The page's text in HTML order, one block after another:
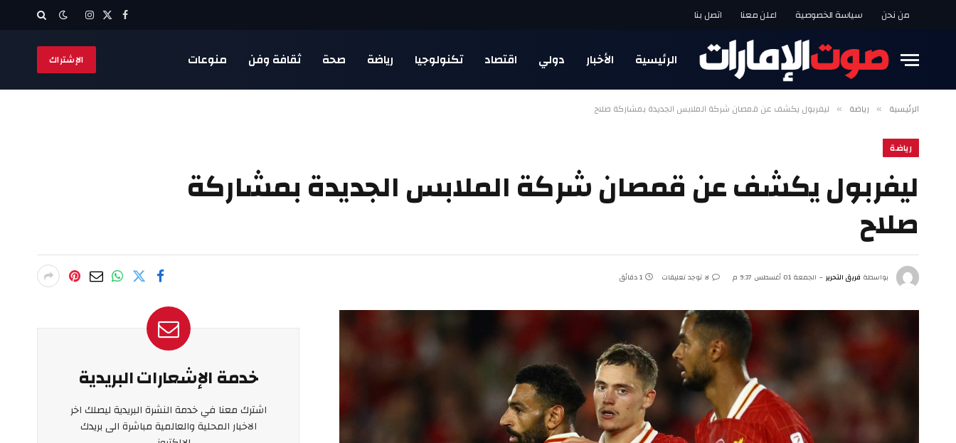
من نحن سياسة الخصوصية اعلن معنا اتصل بنا فيسبوك
X
الانستغرام
الرئيسية الأخبار دولي اقتصاد تكنولوجيا رياضة صحة ثقافة وفن منوعات الإشتراك
الرئيسية » رياضة » ليفربول يكشف عن قمصان شركة الملابس الجديدة بمشاركة صلاح
رياضة
ليفربول يكشف عن قمصان شركة الملابس الجديدة بمشاركة
صلاح
بواسطة فريق التحرير الجمعة 01 أغسطس 9:37 م لا توجد تعليقات 1 دقائق
خدمة الإشعارات البريدية
اشترك معنا في خدمة النشرة البريدية ليصلك اخر
الاخبار المحلية والعالمية مباشرة الى بريدك